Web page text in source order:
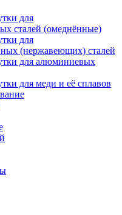
для
сталей (омеднённые)
для
(нержавеющих) сталей
для алюминиевых
для меди и её сплавов